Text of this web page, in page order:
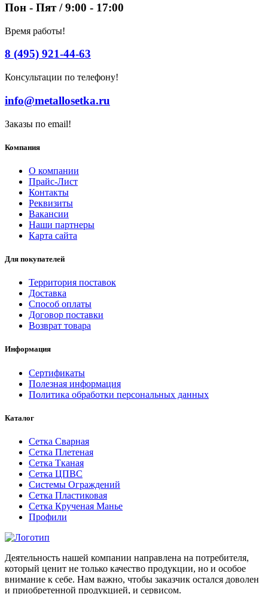
Пон - Пят / 9:00 - 17:00
Время работы!
8 (495) 921-44-63
Консультации по телефону!
info@metallosetka.ru
Заказы по email!
Компания
О компании
Прайс-Лист
Контакты
Реквизиты
Вакансии
Наши партнеры
Карта сайта
Для покупателей
Территория поставок
Доставка
Способ оплаты
Договор поставки
Возврат товара
Информация
Сертификаты
Полезная информация
Политика обработки персональных данных
Каталог
Сетка Сварная
Сетка Плетеная
Сетка Тканая
Сетка ЦПВС
Системы Ограждений
Сетка Пластиковая
Сетка Крученая Манье
Профили
Деятельность нашей компании направлена на потребителя,
который ценит не только качество продукции, но и особое
внимание к себе. Нам важно, чтобы заказчик остался доволен
и приобретенной продукцией, и сервисом.